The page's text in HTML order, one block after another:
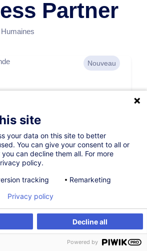
Formation sur mesure
Partner
Nouveau
Être alerté
Formation sur mesure
site
your data on this site to better
You can give your consent to all or
can decline them all. For more
policy.
tracking Remarketing
Decline all
Privacy policy
Powered by